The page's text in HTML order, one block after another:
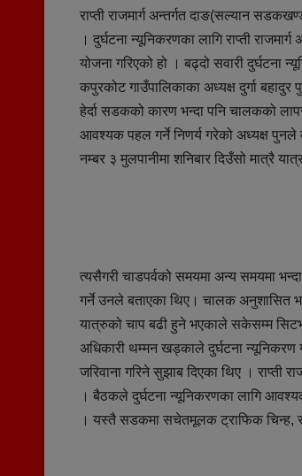
राप्ती राजमार्ग अन्तर्गत दाङ(सल्यान
। दुर्घटना न्यूनिकरणका लागि राप्ती
योजना गरिएको हो । बढ्दो सवारी दुर्घटना
कपुरकोट गाउँपालिकाका अध्यक्ष दुर्गा
हेर्दा सडकको कारण भन्दा पनि चालकको
आवश्यक पहल गर्ने निणर्य गरेको अध्यक्ष पुनले
नम्बर ३ मुलपानीमा शनिबार दिउँसो मात्रै
त्यसैगरी चाडपर्वको समयमा अन्य समयमा
गर्ने उनले बताएका थिए। चालक अनुशासित
यात्रुको चाप बढी हुने भएकाले सकेसम्म
अधिकारी थम्मन खड्काले दुर्घटना न्यूनिकरण
जरिवाना गरिने सुझाब दिएका थिए । राप्ती
। बैठकले दुर्घटना न्यूनिकरणका लागि
। यस्तै सडकमा सचेतमूलक ट्राफिक चिन्ह,